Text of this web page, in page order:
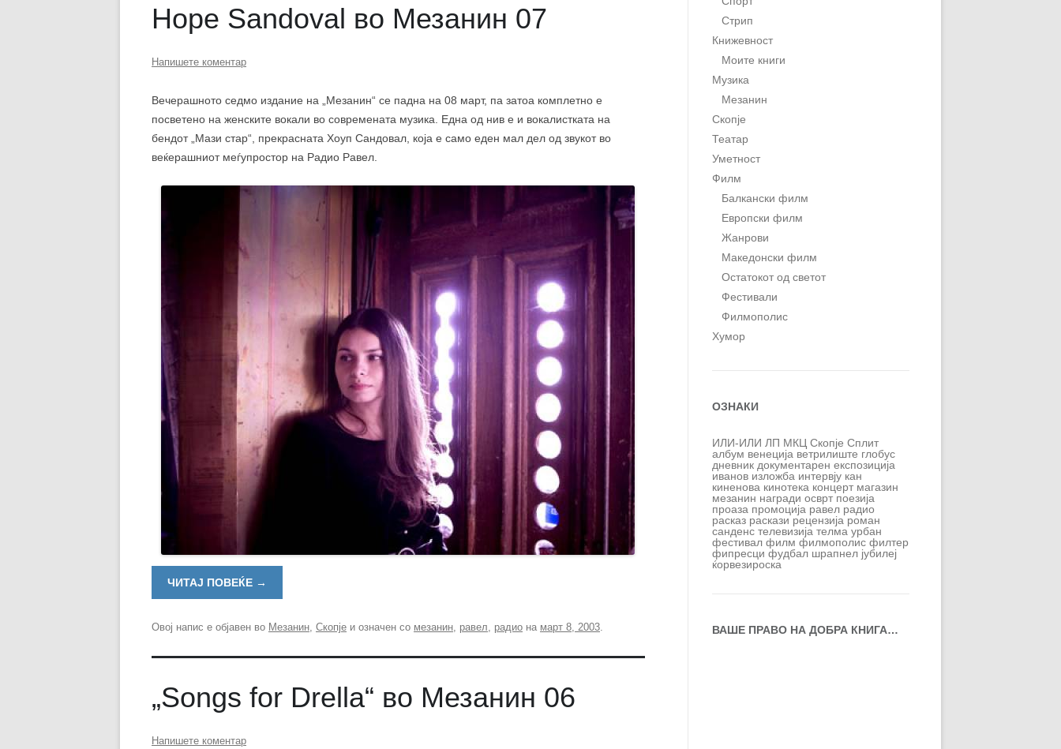
Hope Sandoval во Мезанин 07
Напишете коментар
Вечерашното седмо издание на „Мезанин“ се падна на 08 март, па затоа комплетно е
посветено на женските вокали во современата музика. Една од нив е и вокалистката на
бендот „Мази стар“, прекрасната Хоуп Сандовал, која е само еден мал дел од звукот во
веќерашниот меѓупростор на Радио Равел.
ЧИТАЈ ПОВЕЌЕ →
Овој напис е објавен во Мезанин Скопје и означен со мезанин равел радио на март 8, 2003
„Songs for Drella“ во Мезанин 06
Напишете коментар
Стрип
Книжевност
Моите книги
Музика
Мезанин
Скопје
Театар
Уметност
Филм
Балкански филм
Европски филм
Жанрови
Македонски филм
Остатокот од светот
Фестивали
Филмополис
Хумор
ОЗНАКИ
ИЛИ-ИЛИ ЛП МКЦ Скопје Сплит
албум венеција ветрилиште глобус
дневник документарен експозиција
иванов изложба интервју кан
киненова кинотека концерт магазин
мезанин награди осврт поезија
проаза промоција равел радио
расказ раскази рецензија роман
санденс телевизија телма урбан
фестивал филм филмополис филтер
фипресци фудбал шрапнел јубилеј
ќорвезироска
ВАШЕ ПРАВО НА ДОБРА КНИГА…